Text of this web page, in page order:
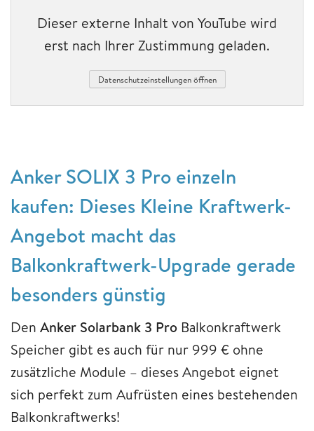
Dieser externe Inhalt von YouTube wird
erst nach Ihrer Zustimmung geladen.
Datenschutzeinstellungen öffnen
Anker SOLIX 3 Pro einzeln
kaufen: Dieses Kleine Kraftwerk-
Angebot macht das
Balkonkraftwerk-Upgrade gerade
besonders günstig
Den Anker Solarbank 3 Pro Balkonkraftwerk
Speicher gibt es auch für nur 999 € ohne
zusätzliche Module – dieses Angebot eignet
sich perfekt zum Aufrüsten eines bestehenden
Balkonkraftwerks!